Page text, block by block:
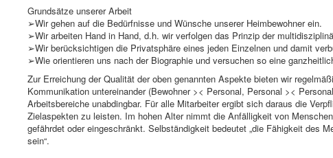
Grundsätze unserer Arbeit
➢Wir gehen auf die Bedürfnisse und Wünsche unserer Heimbewohner ein.
➢Wir arbeiten Hand in Hand, d.h. wir verfolgen das Prinzip der
➢Wir berücksichtigen die Privatsphäre eines jeden Einzelnen und damit
➢Wie orientieren uns nach der Biographie und versuchen so eine
Zur Erreichung der Qualität der oben genannten Aspekte bieten wir
Kommunikation untereinander (Bewohner >< Personal, Personal ><
Arbeitsbereiche unabdingbar. Für alle Mitarbeiter ergibt sich daraus die
Zielaspekten zu leisten. Im hohen Alter nimmt die Anfälligkeit von
gefährdet oder eingeschränkt. Selbständigkeit bedeutet „die Fähigkeit des
sein“.